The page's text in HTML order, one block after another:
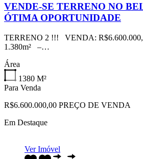
VENDE-SE TERRENO NO
ÓTIMA OPORTUNIDADE
TERRENO 2 !!! VENDA:
1.380m² –…
Área
1380 M²
Para Venda
R$6.600.000,00 PREÇO DE VENDA
Em Destaque
Ver Imóvel